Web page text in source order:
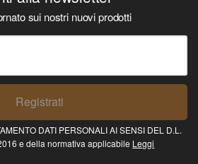
sui nostri nuovi prodotti
Registrati
DATI PERSONALI AI SENSI DEL D.L.
e della normativa applicabile Leggi